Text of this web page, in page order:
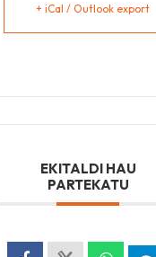
+ iCal / Outlook export
EKITALDI HAU
PARTEKATU